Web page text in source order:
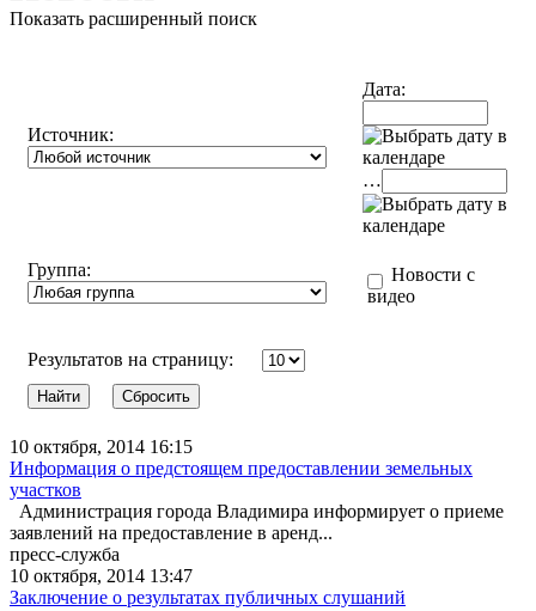
Показать расширенный поиск
Источник:
Дата:
…
Группа:
Новости с
видео
Результатов на страницу:
10 октября, 2014 16:15
Информация о предстоящем предоставлении земельных
участков
Администрация города Владимира информирует о приеме
заявлений на предоставление в аренд...
пресс-служба
10 октября, 2014 13:47
Заключение о результатах публичных слушаний